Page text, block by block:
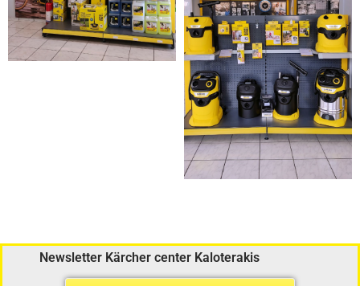
Newsletter Kärcher center Kaloterakis